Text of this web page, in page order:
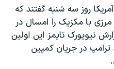
روز سه شنبه گفتند که
با مکزیک را امسال در
نیویورک تایمز این اولین
در جریان کمپین